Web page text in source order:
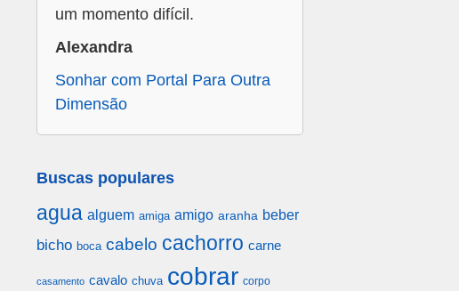
um momento difícil.
Alexandra
Sonhar com Portal Para Outra
Dimensão
Buscas populares
agua alguem amiga amigo aranha beber
bicho boca cabelo cachorro carne
casamento cavalo chuva cobrar corpo